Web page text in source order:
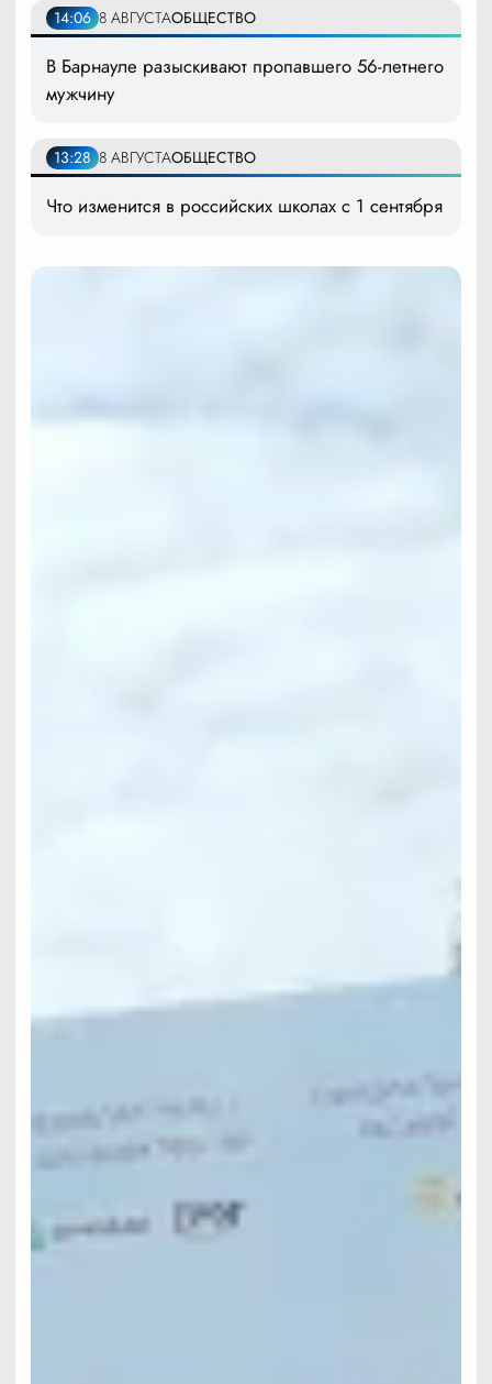
14:06 8 АВГУСТАОБЩЕСТВО
В Барнауле разыскивают пропавшего 56-летнего
мужчину
13:28 8 АВГУСТАОБЩЕСТВО
Что изменится в российских школах с 1 сентября